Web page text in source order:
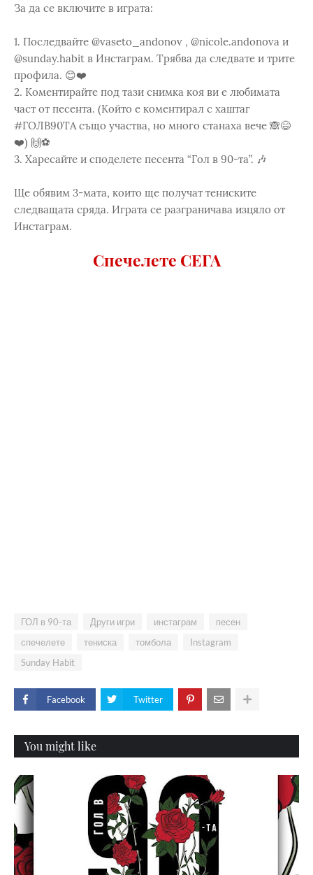
За да се включите в играта:⁣⁣
1. Последвайте @vaseto_andonov , @nicole.andonova и
@sunday.habit в Инстаграм. Трябва да следвате и трите
профила. 😊❤️⁣⁣
2. Коментирайте под тази снимка коя ви е любимата
част от песента. (Който е коментирал с хаштаг
#ГОЛВ90ТА също участва, но много станаха вече 🙈😄
❤️) 🙌⚽️⁣⁣
3. Харесайте и споделете песента “Гол в 90-та”. 🎶⁣⁣
Ще обявим 3-мата, които ще получат тениските
следващата сряда. Играта се разграничава изцяло от
Инстаграм.
Спечелете СЕГА
ГОЛ в 90-та Други игри инстаграм
песен
спечелете
тениска томбола
Instagram
Sunday Habit
Facebook Twitter
You might like